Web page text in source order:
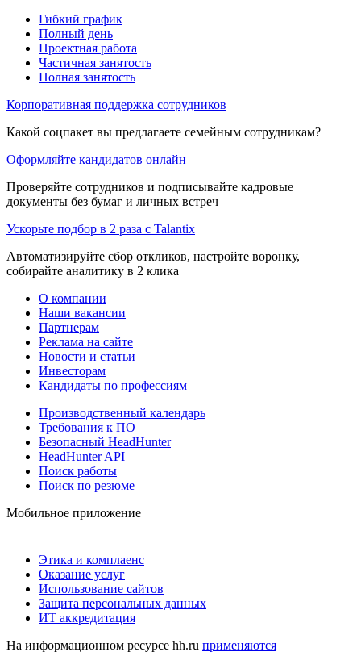
Гибкий график
Полный день
Проектная работа
Частичная занятость
Полная занятость
Корпоративная поддержка сотрудников
Какой соцпакет вы предлагаете семейным сотрудникам?
Оформляйте кандидатов онлайн
Проверяйте сотрудников и подписывайте кадровые
документы без бумаг и личных встреч
Ускорьте подбор в 2 раза с Talantix
Автоматизируйте сбор откликов, настройте воронку,
собирайте аналитику в 2 клика
О компании
Наши вакансии
Партнерам
Реклама на сайте
Новости и статьи
Инвесторам
Кандидаты по профессиям
Производственный календарь
Требования к ПО
Безопасный HeadHunter
HeadHunter API
Поиск работы
Поиск по резюме
Мобильное приложение
Этика и комплаенс
Оказание услуг
Использование сайтов
Защита персональных данных
ИТ аккредитация
На информационном ресурсе hh.ru применяются